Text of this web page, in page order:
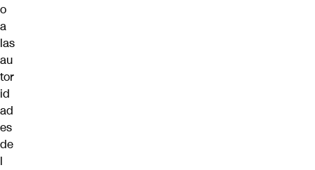
o
a
las
au
tor
id
ad
es
de
l